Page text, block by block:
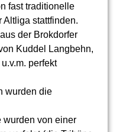
fast traditionelle
Altliga stattfinden.
der Brokdorfer
Kuddel Langbehn,
perfekt
wurden die
wurden von einer